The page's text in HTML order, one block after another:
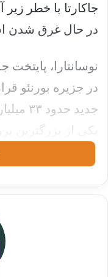
جاکارتا با خطر
در حال غرق شدن
در جزیره بورنئو
جدید
یکی از بزرگترین